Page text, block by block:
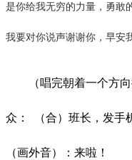
是你给我无穷的力量，勇敢
我要对你说声谢谢你，早安
（唱完朝着一个方
众： （合）班长，发手
（画外音）：来啦！